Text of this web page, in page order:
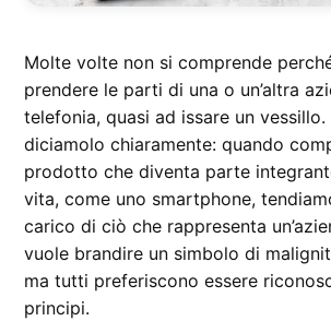
Molte volte non si comprende
prendere le parti di una o un’altra
telefonia, quasi ad issare un vessillo.
diciamolo chiaramente: quando
prodotto che diventa parte
vita, come uno smartphone,
carico di ciò che rappresenta
vuole brandire un simbolo di
ma tutti preferiscono essere
principi.